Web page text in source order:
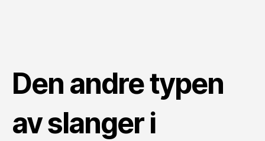
Den andre typen
av slanger i